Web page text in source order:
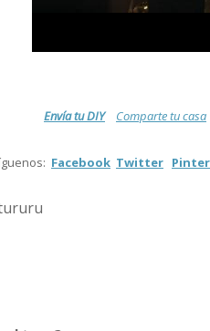
Envía tu DIY Comparte tu casa
Facebook Twitter